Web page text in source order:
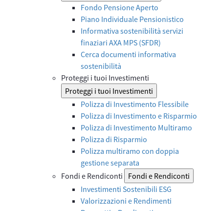
Fondo Pensione Aperto
Piano Individuale Pensionistico
Informativa sostenibilità servizi
finaziari AXA MPS (SFDR)
Cerca documenti informativa
sostenibilità
Proteggi i tuoi Investimenti
Proteggi i tuoi Investimenti
Polizza di Investimento Flessibile
Polizza di Investimento e Risparmio
Polizza di Investimento Multiramo
Polizza di Risparmio
Polizza multiramo con doppia
gestione separata
Fondi e Rendiconti
Fondi e Rendiconti
Investimenti Sostenibili ESG
Valorizzazioni e Rendimenti